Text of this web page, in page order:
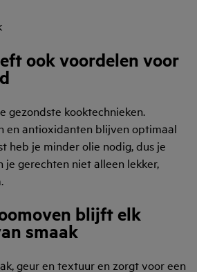
ook voordelen voor
gezondste kooktechnieken.
en antioxidanten blijven optimaal
heb je minder olie nodig, dus je
je gerechten niet alleen lekker,
blijft elk
smaak
geur en textuur en zorgt voor een